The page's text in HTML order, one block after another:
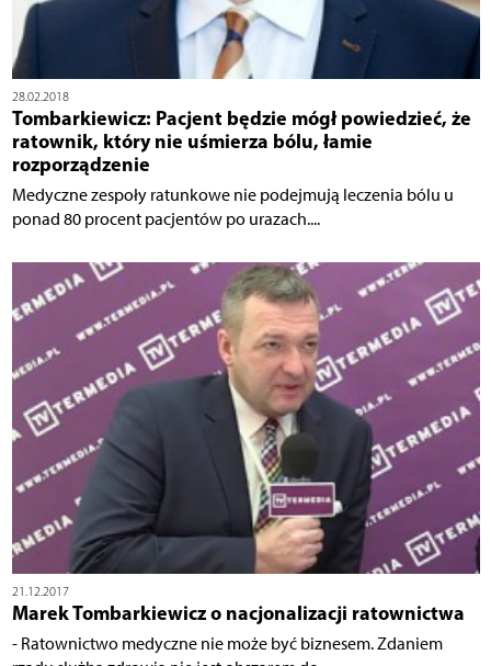
28.02.2018
Tombarkiewicz: Pacjent będzie mógł powiedzieć, że
ratownik, który nie uśmierza bólu, łamie
rozporządzenie
Medyczne zespoły ratunkowe nie podejmują leczenia bólu u
ponad 80 procent pacjentów po urazach....
21.12.2017
Marek Tombarkiewicz o nacjonalizacji ratownictwa
- Ratownictwo medyczne nie może być biznesem. Zdaniem